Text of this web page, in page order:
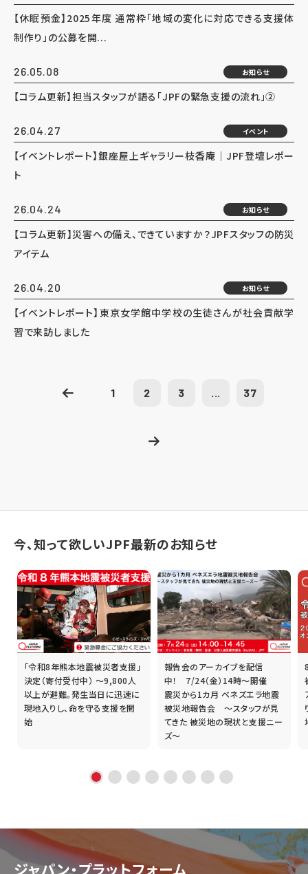
【休眠預金】2025年度 通常枠「地域の変化に対応できる支援体
制作り」の公募を開...
26.05.08 お知らせ
【コラム更新】担当スタッフが語る「JPFの緊急支援の流れ」②
26.04.27 イベント
【イベントレポート】銀座屋上ギャラリー枝香庵｜JPF登壇レポー
ト
26.04.24 お知らせ
【コラム更新】災害への備え、できていますか？JPFスタッフの防災
アイテム
26.04.20 お知らせ
【イベントレポート】東京女学館中学校の生徒さんが社会貢献学
習で来訪しました
1 2 3 ... 37
今、知って欲しいJPF最新のお知らせ
「令和8年熊本地震被災者支援」
決定（寄付受付中） ～9,800人
以上が避難。発生当日に迅速に
現地入りし、命を守る支援を開
始
報告会のアーカイブを配信
中！ 7/24（金）14時～開催
震災から1カ月 ベネズエラ地震
被災地報告会 ～スタッフが見
てきた 被災地の現状と支援ニー
ズ～
ジャパン・プラットフォーム